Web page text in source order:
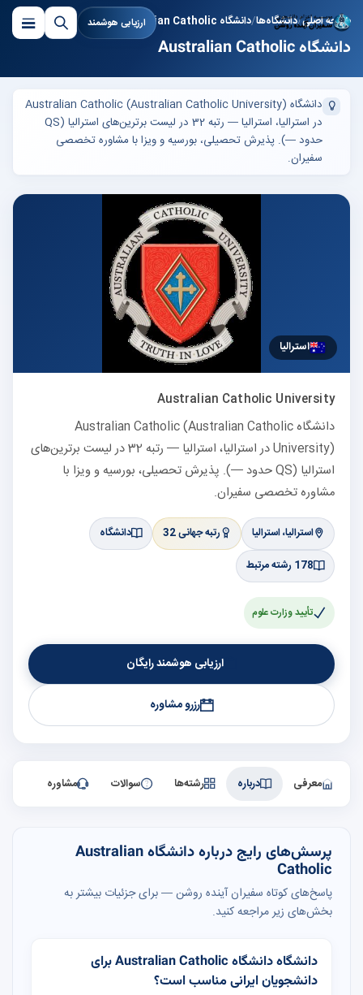
ارزیابی هوشمند صفحه اصلی دانشگاه‌ها دانشگاه Australian Catholic
دانشگاه Australian Catholic
دانشگاه Australian Catholic (Australian Catholic University)
در استرالیا، استرالیا — رتبه 32 در لیست برترین‌های استرالیا (QS
حدود —). پذیرش تحصیلی، بورسیه و ویزا با مشاوره تخصصی
سفیران.
Australian Catholic University
دانشگاه Australian Catholic (Australian Catholic
University) در استرالیا، استرالیا — رتبه 32 در لیست برترین‌های
استرالیا (QS حدود —). پذیرش تحصیلی، بورسیه و ویزا با
مشاوره تخصصی سفیران.
استرالیا، استرالیا رتبه جهانی 32
دانشگاه
178 رشته مرتبط
تأیید وزارت علوم
ارزیابی هوشمند رایگان
رزرو مشاوره
استرالیا
معرفی درباره رشته‌ها سوالات مشاوره
پرسش‌های رایج درباره دانشگاه Australian
Catholic
پاسخ‌های کوتاه سفیران آینده روشن — برای جزئیات بیشتر به
بخش‌های زیر مراجعه کنید.
دانشگاه دانشگاه Australian Catholic برای
دانشجویان ایرانی مناسب است؟